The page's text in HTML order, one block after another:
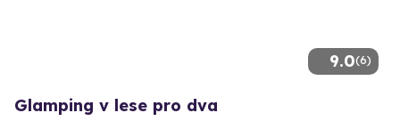
9.0(6)
Glamping v lese pro dva